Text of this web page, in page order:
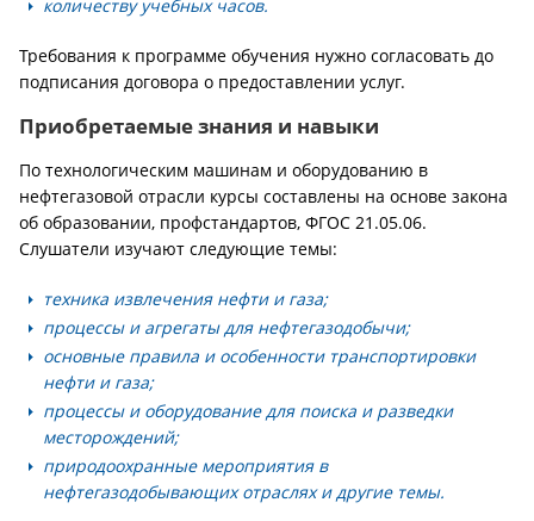
количеству учебных часов.
Требования к программе обучения нужно согласовать до
подписания договора о предоставлении услуг.
Приобретаемые знания и навыки
По технологическим машинам и оборудованию в
нефтегазовой отрасли курсы составлены на основе закона
об образовании, профстандартов, ФГОС 21.05.06.
Слушатели изучают следующие темы:
техника извлечения нефти и газа;
процессы и агрегаты для нефтегазодобычи;
основные правила и особенности транспортировки
нефти и газа;
процессы и оборудование для поиска и разведки
месторождений;
природоохранные мероприятия в
нефтегазодобывающих отраслях и другие темы.